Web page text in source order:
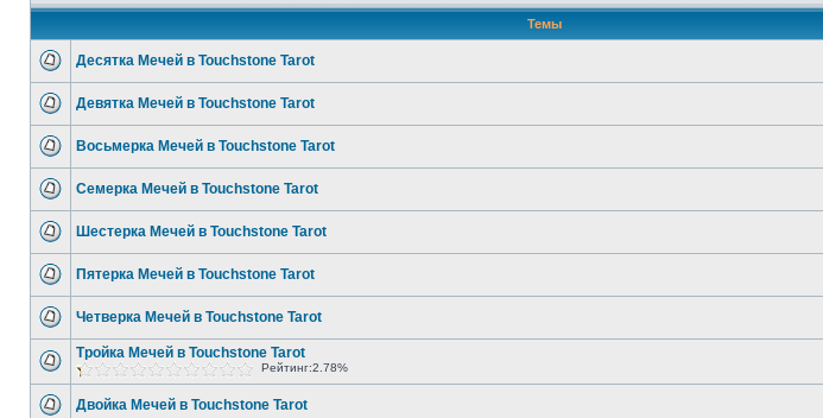
Темы
Десятка Мечей в Touchstone Tarot
Девятка Мечей в Touchstone Tarot
Восьмерка Мечей в Touchstone Tarot
Семерка Мечей в Touchstone Tarot
Шестерка Мечей в Touchstone Tarot
Пятерка Мечей в Touchstone Tarot
Четверка Мечей в Touchstone Tarot
Тройка Мечей в Touchstone Tarot
Рейтинг:2.78%
Двойка Мечей в Touchstone Tarot